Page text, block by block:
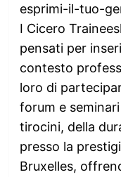
esprimi-il-tuo-
I Cicero
pensati per
contesto
loro di
forum e
tirocini, della
presso la
Bruxelles,